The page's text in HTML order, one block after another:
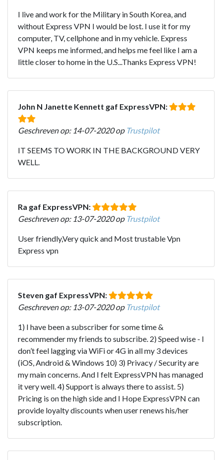
I live and work for the Military in South Korea, and
without Express VPN I would be lost. I use it for my
computer, TV, cellphone and in my vehicle. Express
VPN keeps me informed, and helps me feel like I am a
little closer to home in the U.S...Thanks Express VPN!
John N Janette Kennett gaf ExpressVPN:
Geschreven op: 14-07-2020 op Trustpilot
IT SEEMS TO WORK IN THE BACKGROUND VERY
WELL.
Ra gaf ExpressVPN:
Geschreven op: 13-07-2020 op Trustpilot
User friendly,Very quick and Most trustable Vpn
Express vpn
Steven gaf ExpressVPN:
Geschreven op: 13-07-2020 op Trustpilot
1) I have been a subscriber for some time &
recommender my friends to subscribe. 2) Speed wise - I
don’t feel lagging via WiFi or 4G in all my 3 devices
(iOS, Android & Windows 10) 3) Privacy / Security are
my main concerns. And I felt ExpressVPN has managed
it very well. 4) Support is always there to assist. 5)
Pricing is on the high side and I Hope ExpressVPN can
provide loyalty discounts when user renews his/her
subscription.